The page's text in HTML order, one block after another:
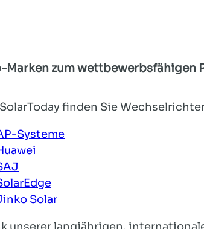
Marken zum wettbewerbsfähigen
finden Sie
Systeme
Solar